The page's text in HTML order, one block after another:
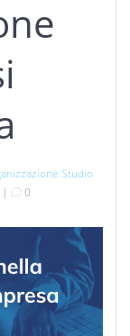
Studio
| 0